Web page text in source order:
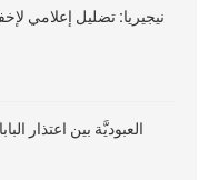
نيجيريا: تضليل إعلامي
العبوديَّة بين اعتذار